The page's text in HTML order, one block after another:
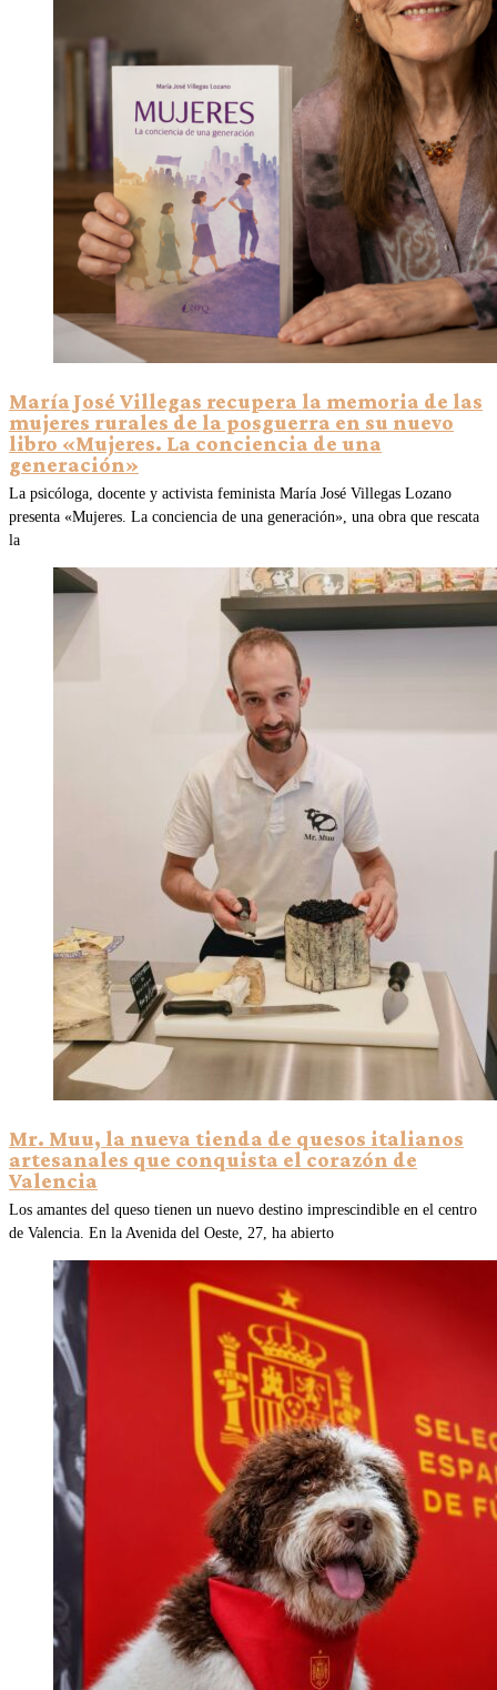
María José Villegas recupera la memoria de las
mujeres rurales de la posguerra en su nuevo
libro «Mujeres. La conciencia de una
generación»
La psicóloga, docente y activista feminista María José Villegas Lozano
presenta «Mujeres. La conciencia de una generación», una obra que rescata
la
Mr. Muu, la nueva tienda de quesos italianos
artesanales que conquista el corazón de
Valencia
Los amantes del queso tienen un nuevo destino imprescindible en el centro
de Valencia. En la Avenida del Oeste, 27, ha abierto